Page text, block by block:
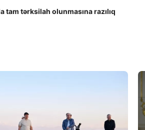
tam tərksilah olunmasına razılıq